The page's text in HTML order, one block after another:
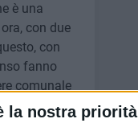
la nostra priorità
è una
con due
con
fanno
comunale